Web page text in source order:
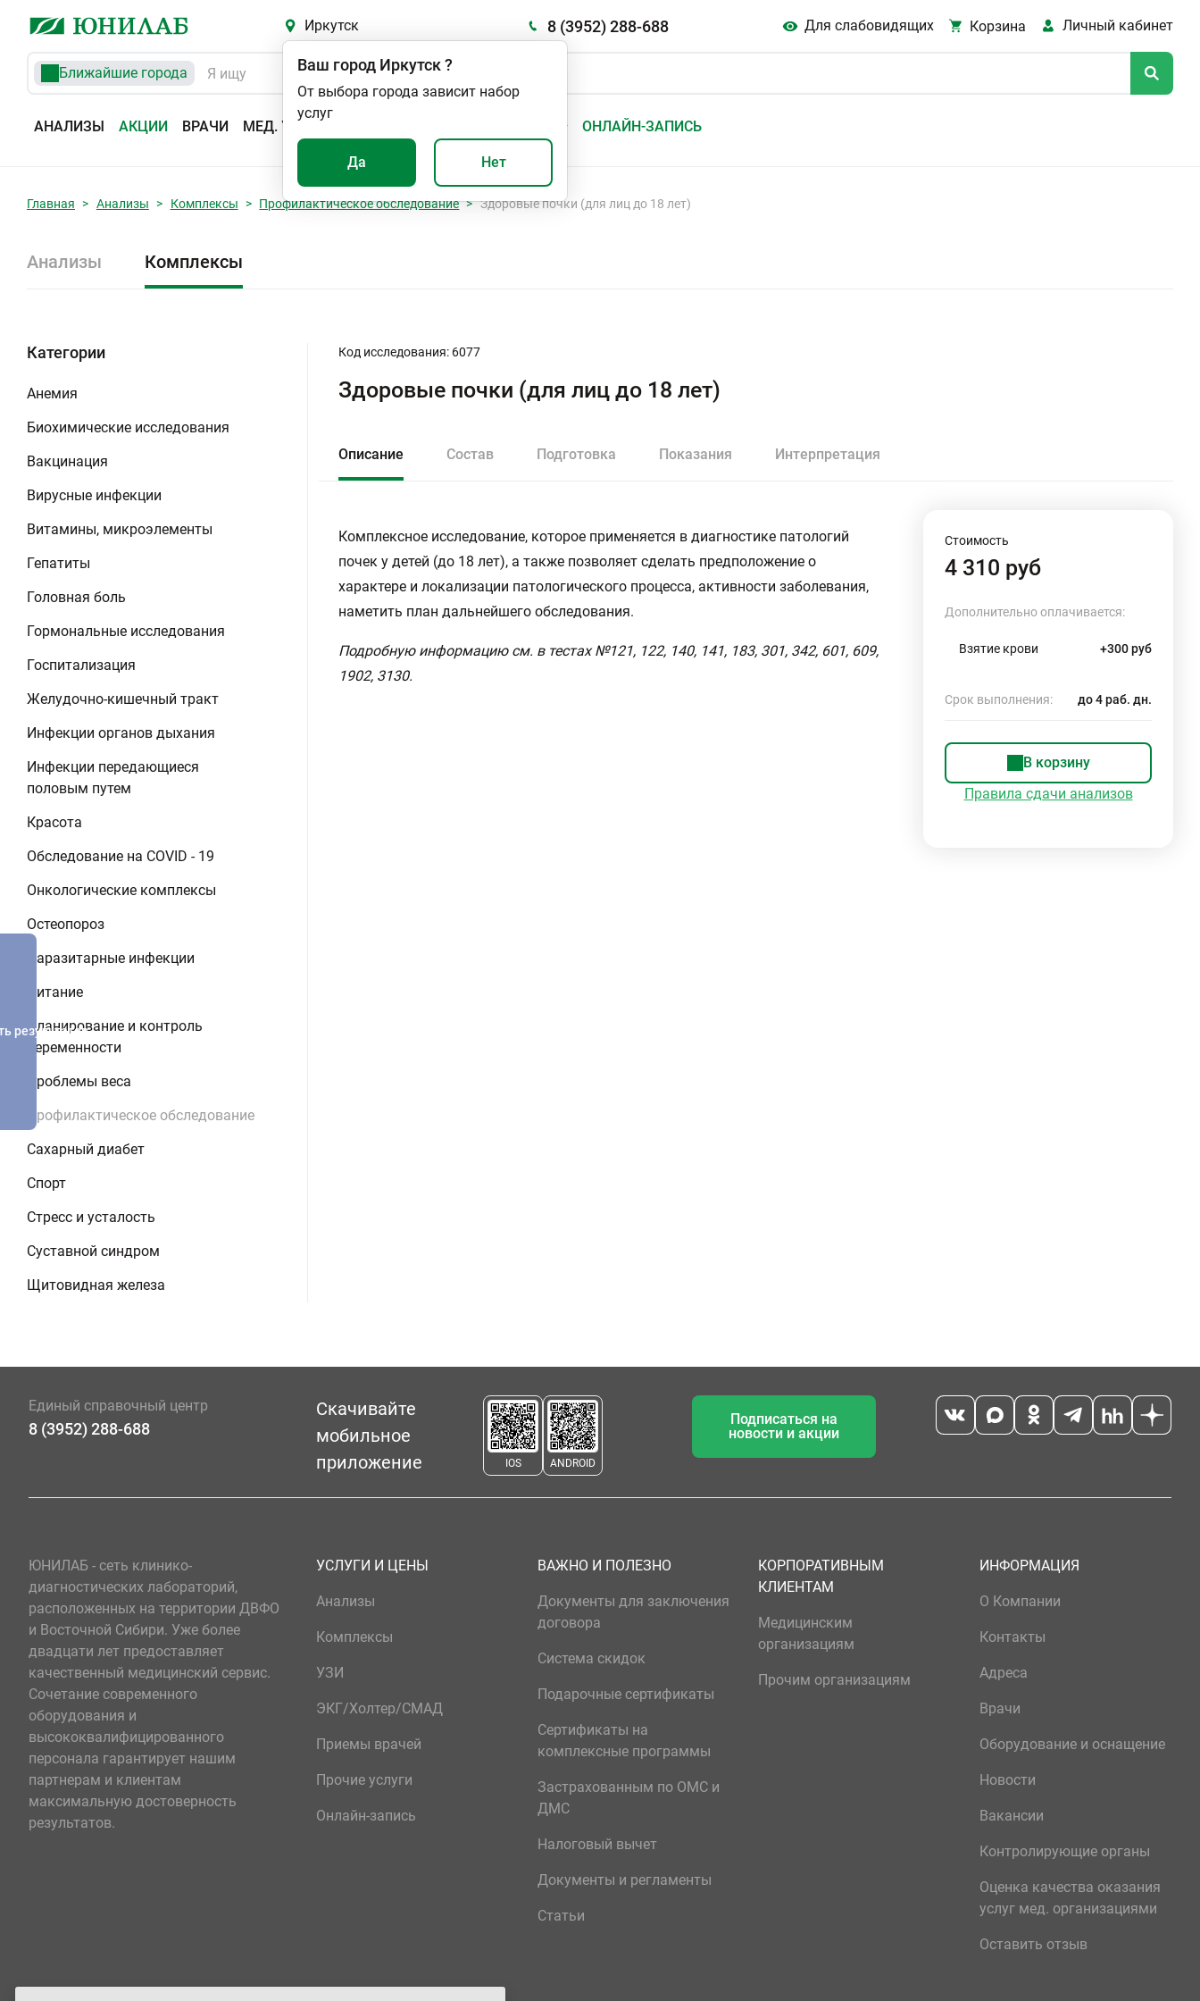
Иркутск 8 (3952) 288-688 Для слабовидящих Корзина Личный кабинет
Ближайшие города
АНАЛИЗЫ АКЦИИ ВРАЧИ МЕД. УСЛУГИ ОНЛАЙН-ЗАПИСЬ
Ваш город Иркутск?
От выбора города зависит набор
услуг
Да Нет
Главная Анализы Комплексы Профилактическое обследование Здоровые почки (для лиц до 18 лет)
Анализы Комплексы
Категории
Анемия
Биохимические исследования
Вакцинация
Вирусные инфекции
Витамины, микроэлементы
Гепатиты
Головная боль
Гормональные исследования
Госпитализация
Желудочно-кишечный тракт
Инфекции органов дыхания
Инфекции передающиеся
половым путем
Красота
Обследование на COVID - 19
Онкологические комплексы
Остеопороз
Паразитарные инфекции
Питание
Планирование и контроль
беременности
Проблемы веса
Профилактическое обследование
Сахарный диабет
Спорт
Стресс и усталость
Суставной синдром
Щитовидная железа
Код исследования: 6077
Здоровые почки (для лиц до 18 лет)
Описание Состав Подготовка Показания Интерпретация
Комплексное исследование, которое применяется в диагностике патологий
почек у детей (до 18 лет), а также позволяет сделать предположение о
характере и локализации патологического процесса, активности заболевания,
наметить план дальнейшего обследования.
Подробную информацию см. в тестах №121, 122, 140, 141, 183, 301, 342, 601, 609,
1902, 3130.
Стоимость
4 310 руб
Дополнительно оплачивается:
Взятие крови +300 руб
Срок выполнения: до 4 раб. дн.
В корзину
Правила сдачи анализов
результатов
Единый справочный центр
8 (3952) 288-688
Скачивайте
мобильное
приложение
IOS ANDROID
Подписаться на
новости и акции
ЮНИЛАБ - сеть клинико-
диагностических лабораторий,
расположенных на территории ДВФО
и Восточной Сибири. Уже более
двадцати лет предоставляет
качественный медицинский сервис.
Сочетание современного
оборудования и
высококвалифицированного
персонала гарантирует нашим
партнерам и клиентам
максимальную достоверность
результатов.
УСЛУГИ И ЦЕНЫ
Анализы
Комплексы
УЗИ
ЭКГ/Холтер/СМАД
Приемы врачей
Прочие услуги
Онлайн-запись
ВАЖНО И ПОЛЕЗНО
Документы для заключения
договора
Система скидок
Подарочные сертификаты
Сертификаты на
комплексные программы
Застрахованным по ОМС и
ДМС
Налоговый вычет
Документы и регламенты
Статьи
КОРПОРАТИВНЫМ
КЛИЕНТАМ
Медицинским
организациям
Прочим организациям
ИНФОРМАЦИЯ
О Компании
Контакты
Адреса
Врачи
Оборудование и оснащение
Новости
Вакансии
Контролирующие органы
Оценка качества оказания
услуг мед. организациями
Оставить отзыв